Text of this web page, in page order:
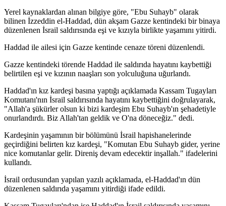
Yerel kaynaklardan alınan bilgiye göre, "Ebu Suhayb" olarak
bilinen İzzeddin el-Haddad, dün akşam Gazze kentindeki bir binaya
düzenlenen İsrail saldırısında eşi ve kızıyla birlikte yaşamını yitirdi.
Haddad ile ailesi için Gazze kentinde cenaze töreni düzenlendi.
Gazze kentindeki törende Haddad ile saldırıda hayatını kaybettiği
belirtilen eşi ve kızının naaşları son yolculuğuna uğurlandı.
Haddad'ın kız kardeşi basına yaptığı açıklamada Kassam Tugayları
Komutanı'nın İsrail saldırısında hayatını kaybettiğini doğrulayarak,
"Allah'a şükürler olsun ki bizi kardeşim Ebu Suhayb'ın şehadetiyle
onurlandırdı. Biz Allah'tan geldik ve O'na döneceğiz." dedi.
Kardeşinin yaşamının bir bölümünü İsrail hapishanelerinde
geçirdiğini belirten kız kardeşi, "Komutan Ebu Suhayb gider, yerine
nice komutanlar gelir. Direniş devam edecektir inşallah." ifadelerini
kullandı.
İsrail ordusundan yapılan yazılı açıklamada, el-Haddad'ın dün
düzenlenen saldırıda yaşamını yitirdiği ifade edildi.